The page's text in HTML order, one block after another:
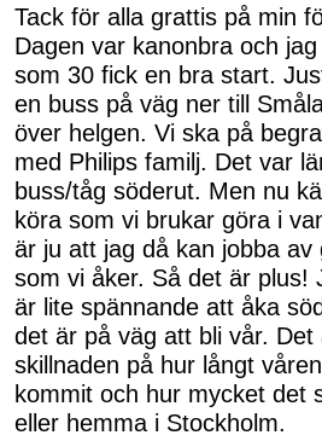
of
50
seconds
Tack för alla grattis på min
Dagen var kanonbra och
som 30 fick en bra start.
en buss på väg ner till
över helgen. Vi ska på
med Philips familj. Det var
buss/tåg söderut. Men nu
köra som vi brukar göra i
är ju att jag då kan jobba av
som vi åker. Så det är plus!
är lite spännande att åka
det är på väg att bli vår. Det
skillnaden på hur långt
kommit och hur mycket det
eller hemma i Stockholm.